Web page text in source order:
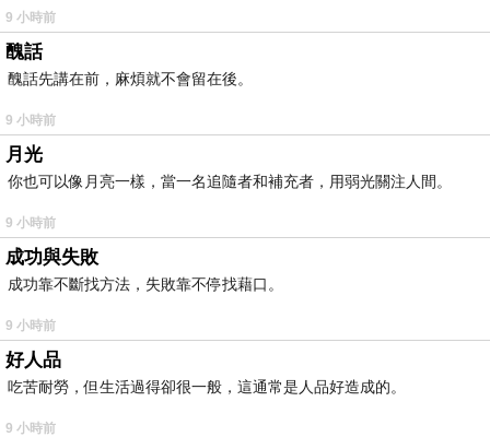
9 小時前
醜話
醜話先講在前，麻煩就不會留在後。
9 小時前
月光
你也可以像月亮一樣，當一名追隨者和補充者，用弱光關注人間。
9 小時前
成功與失敗
成功靠不斷找方法，失敗靠不停找藉口。
9 小時前
好人品
吃苦耐勞，但生活過得卻很一般，這通常是人品好造成的。
9 小時前